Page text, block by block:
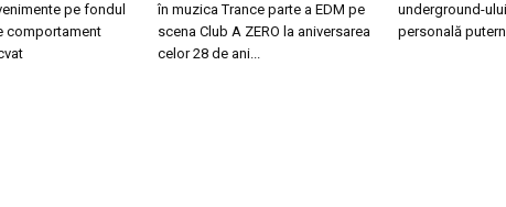
pe fondul
comportament
în muzica Trance parte a EDM pe
scena Club A ZERO la aniversarea
celor 28 de ani...
underground-
personală